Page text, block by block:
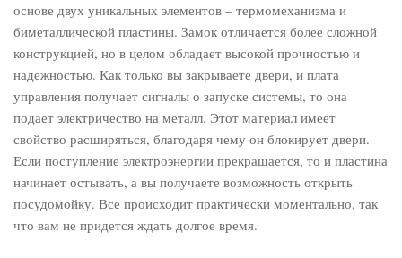
основе двух уникальных элементов – термомеханизма и
биметаллической пластины. Замок отличается более сложной
конструкцией, но в целом обладает высокой прочностью и
надежностью. Как только вы закрываете двери, и плата
управления получает сигналы о запуске системы, то она
подает электричество на металл. Этот материал имеет
свойство расширяться, благодаря чему он блокирует двери.
Если поступление электроэнергии прекращается, то и пластина
начинает остывать, а вы получаете возможность открыть
посудомойку. Все происходит практически моментально, так
что вам не придется ждать долгое время.